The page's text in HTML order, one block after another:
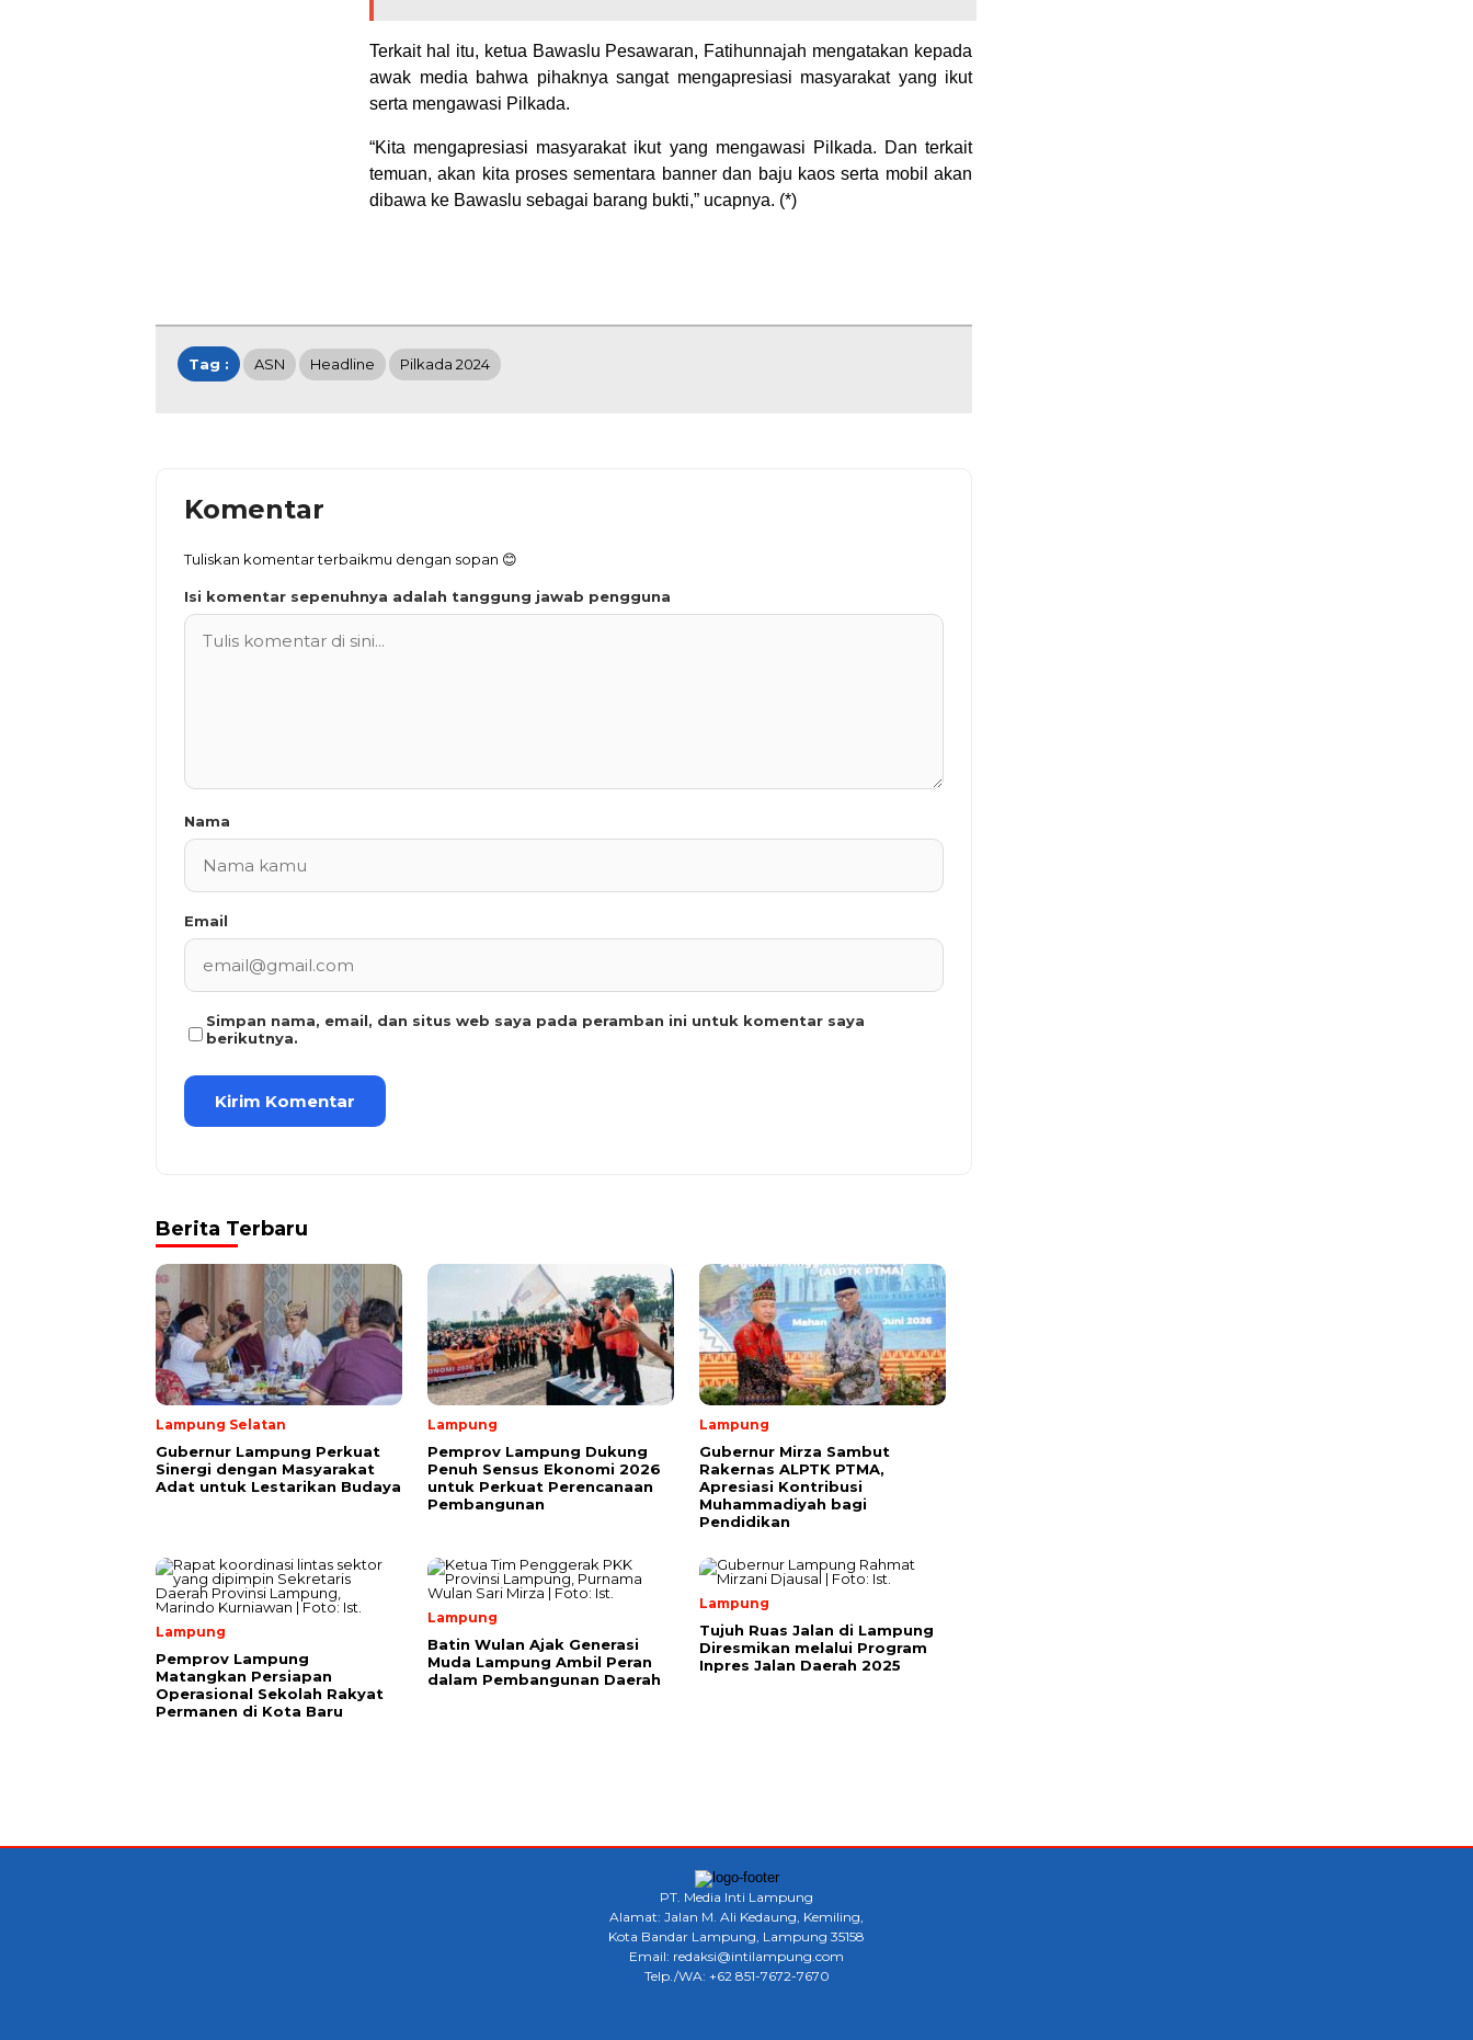
Terkait hal itu, ketua Bawaslu Pesawaran, Fatihunnajah mengatakan kepada
awak media bahwa pihaknya sangat mengapresiasi masyarakat yang ikut
serta mengawasi Pilkada.
“Kita mengapresiasi masyarakat ikut yang mengawasi Pilkada. Dan terkait
temuan, akan kita proses sementara banner dan baju kaos serta mobil akan
dibawa ke Bawaslu sebagai barang bukti,” ucapnya. (*)
Tag : ASN Headline Pilkada 2024
Komentar
Tuliskan komentar terbaikmu dengan sopan 😊
Isi komentar sepenuhnya adalah tanggung jawab pengguna
Nama
Email
Simpan nama, email, dan situs web saya pada peramban ini untuk komentar saya
berikutnya.
Berita Terbaru
Lampung Selatan
Gubernur Lampung Perkuat
Sinergi dengan Masyarakat
Adat untuk Lestarikan Budaya
Lampung
Pemprov Lampung Dukung
Penuh Sensus Ekonomi 2026
untuk Perkuat Perencanaan
Pembangunan
Lampung
Gubernur Mirza Sambut
Rakernas ALPTK PTMA,
Apresiasi Kontribusi
Muhammadiyah bagi
Pendidikan
Lampung
Pemprov Lampung
Matangkan Persiapan
Operasional Sekolah Rakyat
Permanen di Kota Baru
Lampung
Batin Wulan Ajak Generasi
Muda Lampung Ambil Peran
dalam Pembangunan Daerah
Lampung
Tujuh Ruas Jalan di Lampung
Diresmikan melalui Program
Inpres Jalan Daerah 2025
PT. Media Inti Lampung
Alamat: Jalan M. Ali Kedaung, Kemiling,
Kota Bandar Lampung, Lampung 35158
Email: redaksi@intilampung.com
Telp./WA: +62 851-7672-7670